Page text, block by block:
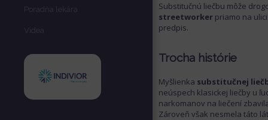
Poradňa lekára
Videa
Substitučnú liečbu môže
streetworkerpriamo na
predpis.
Trocha histórie
Myšlienka substitučnej
neúspech klasickej liečby u
narkomanov na liečení
Zároveň však nesmela táto